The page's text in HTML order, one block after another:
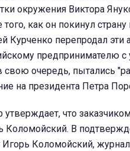
окружения Виктора
того, как он покинул
Курченко перепродал
предпринимателю
свою очередь, пытались
на президента Петра
утверждает, что
Коломойский. В
Игорь Коломойский,